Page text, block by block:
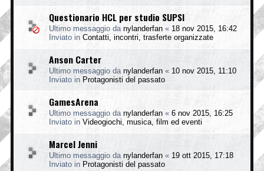
Questionario HCL per studio SUPSI
Ultimo messaggio da nylanderfan « 18 nov 2015, 16:42
Inviato in Contatti, incontri, trasferte organizzate
Anson Carter
Ultimo messaggio da nylanderfan « 10 nov 2015, 11:10
Inviato in Protagonisti del passato
GamesArena
Ultimo messaggio da nylanderfan « 6 nov 2015, 16:25
Inviato in Videogiochi, musica, film ed eventi
Marcel Jenni
Ultimo messaggio da nylanderfan « 19 ott 2015, 17:18
Inviato in Protagonisti del passato